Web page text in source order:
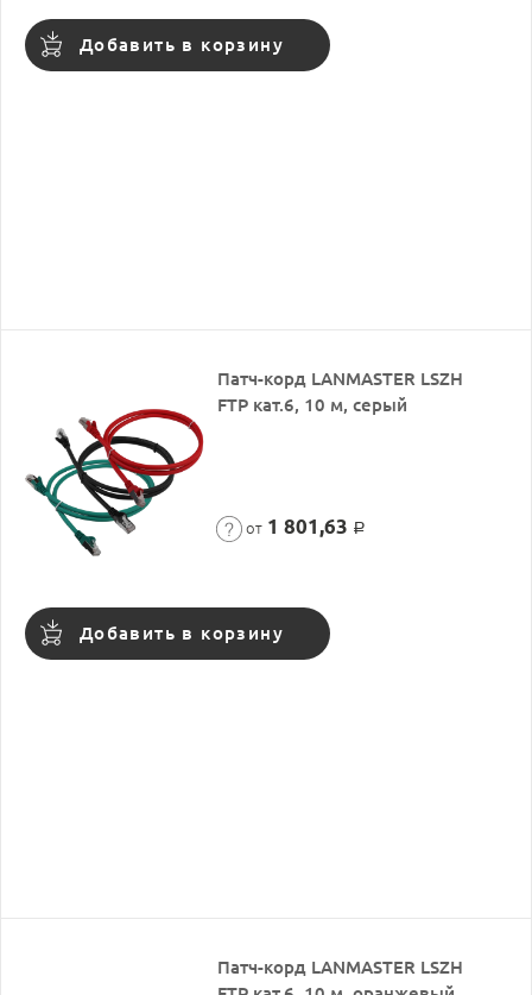
Добавить в корзину
Патч-корд LANMASTER LSZH
FTP кат.6, 10 м, серый
от 1 801,63 Р
Добавить в корзину
Патч-корд LANMASTER LSZH